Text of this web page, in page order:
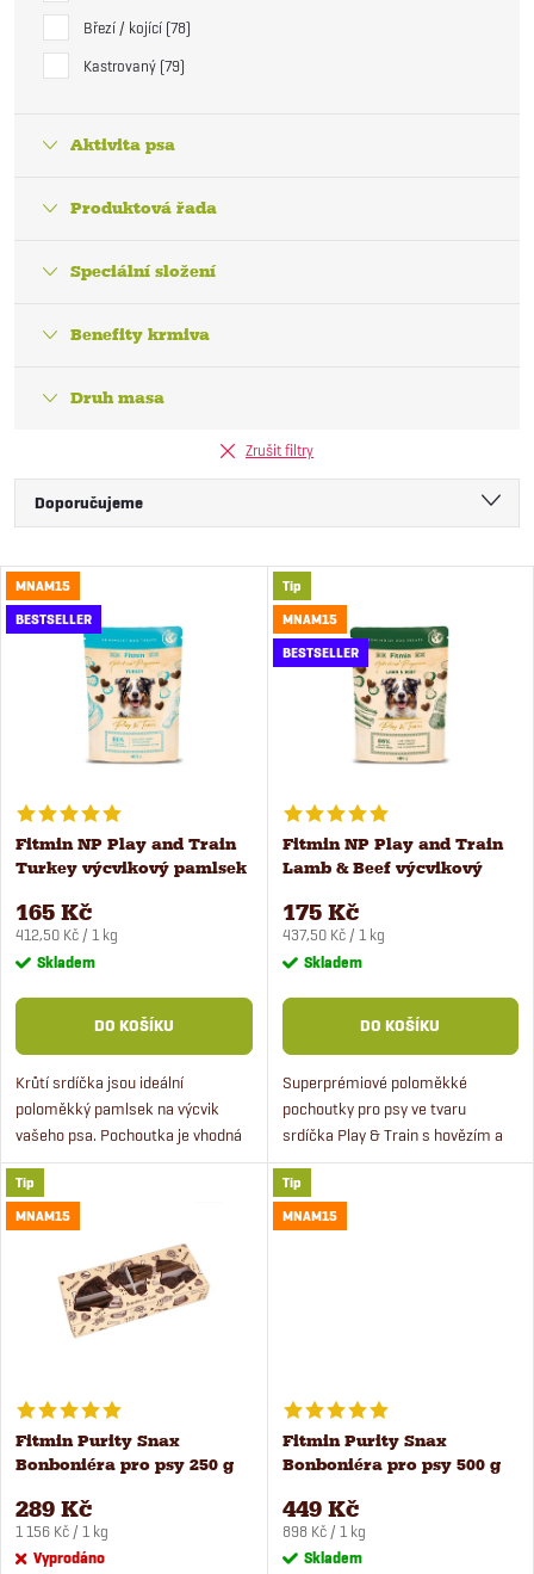
Březí / kojící 78
Kastrovaný 79
Aktivita psa
Produktová řada
Speciální složení
Benefity krmiva
Druh masa
Zrušit filtry
Ř
a
z
í
p
r
o
d
u
k
t
Doporučujeme
Nejdražší
Nejprodávanější
Abecedně
V
s
p
r
o
d
u
k
MNAM15
BESTSELLER
Fitmin NP Play and Train
Turkey výcvikový pamlsek
165 Kč
Měrná
cena:
412,50 Kč / 1 kg
Skladem
DO KOŠÍKU
Krůtí srdíčka jsou ideální
poloměkký pamlsek na výcvik
vašeho psa. Pochoutka je vhodná
pro štěňata od 4 měsíců věku i pro
dospělé psy. Pamlsky pro psy
obsahují čerstvé krůtí...
Tip
MNAM15
BESTSELLER
Fitmin NP Play and Train
Lamb & Beef výcvikový
175 Kč
Měrná
cena:
437,50 Kč / 1 kg
Skladem
DO KOŠÍKU
Superprémiové poloměkké
pochoutky pro psy ve tvaru
srdíčka Play & Train s hovězím a
jehněčím masem. Pamlsky jsou
vhodné i pro štěňata od 4 měsíců
věku. Skvěle padnou do...
Tip
MNAM15
Fitmin Purity Snax
Bonboniéra pro psy 250 g
289 Kč
Měrná
cena:
1 156 Kč / 1 kg
Vyprodáno
Tip
MNAM15
Fitmin Purity Snax
Bonboniéra pro psy 500 g
449 Kč
Měrná
cena:
898 Kč / 1 kg
Skladem